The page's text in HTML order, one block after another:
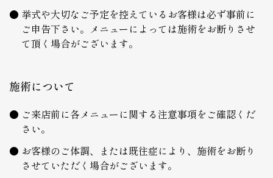
挙式や大切なご予定を控えているお客様は必ず事前に
ご申告下さい。メニューによっては施術をお断りさせ
て頂く場合がございます。
施術について
ご来店前に各メニューに関する注意事項をご確認くだ
さい。
お客様のご体調、または既往症により、施術をお断り
させていただく場合がございます。